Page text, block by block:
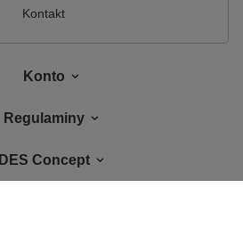
Kontakt
Konto
Regulaminy
DES Concept